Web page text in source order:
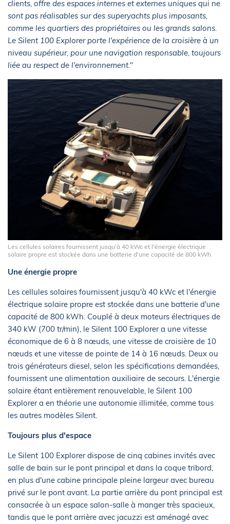
clients, offre des espaces internes et externes uniques qui ne
sont pas réalisables sur des superyachts plus imposants,
comme les quartiers des propriétaires ou les grands salons.
Le Silent 100 Explorer porte l'expérience de la croisière à un
niveau supérieur, pour une navigation responsable, toujours
liée au respect de l'environnement."
Les cellules solaires fournissent jusqu'à 40 kWc et l'énergie électrique
solaire propre est stockée dans une batterie d'une capacité de 800 kWh.
Une énergie propre
Les cellules solaires fournissent jusqu'à 40 kWc et l'énergie
électrique solaire propre est stockée dans une batterie d'une
capacité de 800 kWh. Couplé à deux moteurs électriques de
340 kW (700 tr/min), le Silent 100 Explorer a une vitesse
économique de 6 à 8 nœuds, une vitesse de croisière de 10
nœuds et une vitesse de pointe de 14 à 16 nœuds. Deux ou
trois générateurs diesel, selon les spécifications demandées,
fournissent une alimentation auxiliaire de secours. L'énergie
solaire étant entièrement renouvelable, le Silent 100
Explorer a en théorie une autonomie illimitée, comme tous
les autres modèles Silent.
Toujours plus d'espace
Le Silent 100 Explorer dispose de cinq cabines invités avec
salle de bain sur le pont principal et dans la coque tribord,
en plus d'une cabine principale pleine largeur avec bureau
privé sur le pont avant. La partie arrière du pont principal est
consacrée à un espace salon-salle à manger très spacieux,
tandis que le pont arrière avec jacuzzi est aménagé avec